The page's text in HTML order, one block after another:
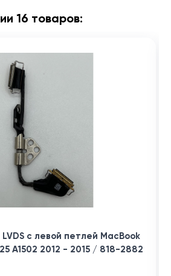
16 товаров:
с левой петлей MacBook
A1502 2012 - 2015 / 818-2882